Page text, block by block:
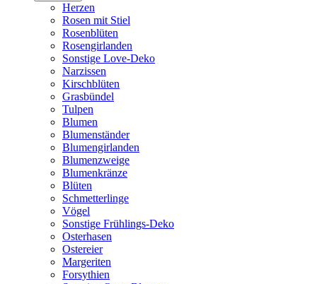
Herzen
Rosen mit Stiel
Rosenblüten
Rosengirlanden
Sonstige Love-Deko
Narzissen
Kirschblüten
Grasbündel
Tulpen
Blumen
Blumenständer
Blumengirlanden
Blumenzweige
Blumenkränze
Blüten
Schmetterlinge
Vögel
Sonstige Frühlings-Deko
Osterhasen
Ostereier
Margeriten
Forsythien